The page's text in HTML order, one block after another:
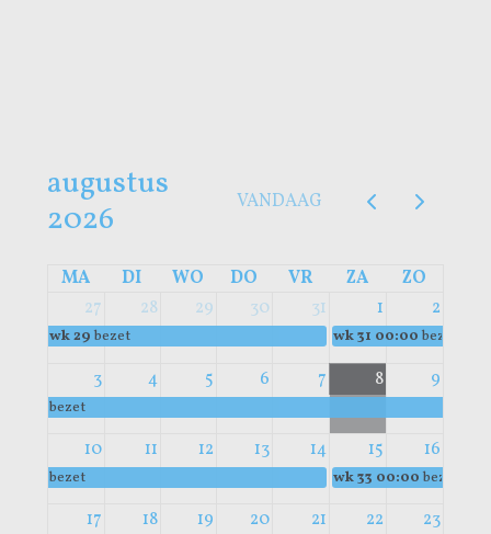
augustus
2026
VANDAAG
MA DI WO DO VR ZA
ZO
27
28 29 30 31 1 2
wk 29 bezet wk 31 00:00 bezet
3 4 5 6 7 8 9
bezet
10 11 12 13 14 15 16
bezet wk 33 00:00 bezet
17 18 19 20 21 22 23